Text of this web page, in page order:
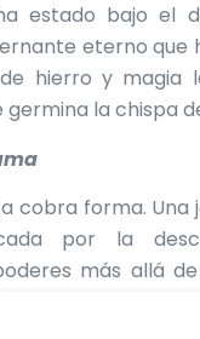
estado bajo el
eterno que
hierro y magia
la chispa
cobra forma. Una
por la
más allá
de la bruma.